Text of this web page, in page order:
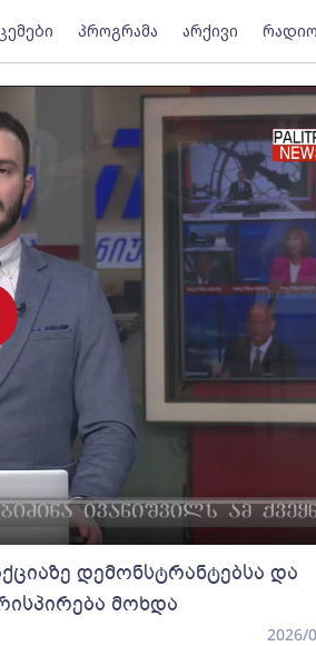
პროგრამა არქივი
დემონსტრანტებსა და
მოხდა
2026/